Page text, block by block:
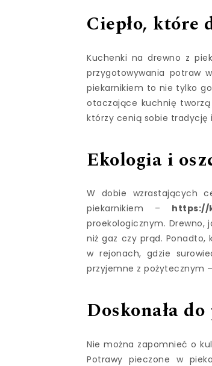
Ciepło, które
Kuchenki na drewno z
przygotowywania potraw
piekarnikiem to nie tylko
otaczające kuchnię
którzy cenią sobie tradycję
Ekologia i
W dobie wzrastających
piekarnikiem – https://
proekologicznym. Drewno,
niż gaz czy prąd. Ponadto,
w rejonach, gdzie
przyjemne z pożytecznym
Doskonała
Nie można zapomnieć o
Potrawy pieczone w